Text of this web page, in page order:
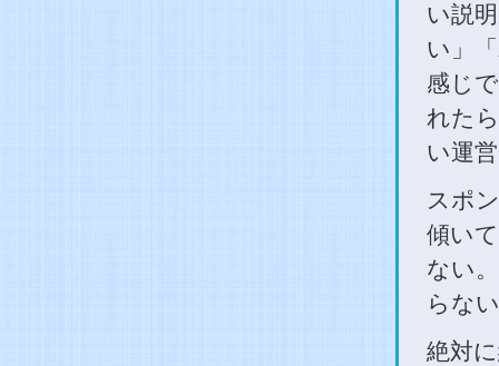
い説
い」
感じ
れた
い運
スポ
傾い
ない
らな
絶対